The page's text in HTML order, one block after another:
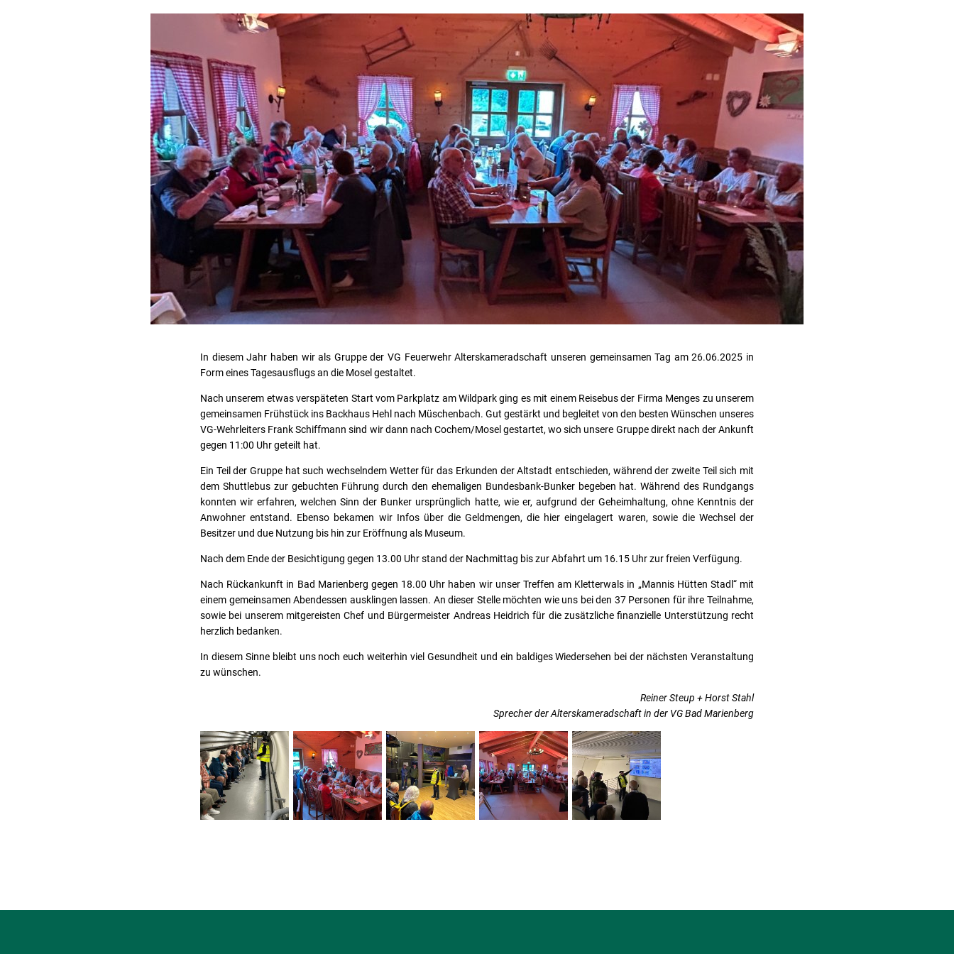
In diesem Jahr haben wir als Gruppe der VG Feuerwehr Alterskameradschaft unseren gemeinsamen Tag am 26.06.2025 in
Form eines Tagesausflugs an die Mosel gestaltet.
Nach unserem etwas verspäteten Start vom Parkplatz am Wildpark ging es mit einem Reisebus der Firma Menges zu unserem
gemeinsamen Frühstück ins Backhaus Hehl nach Müschenbach. Gut gestärkt und begleitet von den besten Wünschen unseres
VG-Wehrleiters Frank Schiffmann sind wir dann nach Cochem/Mosel gestartet, wo sich unsere Gruppe direkt nach der Ankunft
gegen 11:00 Uhr geteilt hat.
Ein Teil der Gruppe hat such wechselndem Wetter für das Erkunden der Altstadt entschieden, während der zweite Teil sich mit
dem Shuttlebus zur gebuchten Führung durch den ehemaligen Bundesbank-Bunker begeben hat. Während des Rundgangs
konnten wir erfahren, welchen Sinn der Bunker ursprünglich hatte, wie er, aufgrund der Geheimhaltung, ohne Kenntnis der
Anwohner entstand. Ebenso bekamen wir Infos über die Geldmengen, die hier eingelagert waren, sowie die Wechsel der
Besitzer und due Nutzung bis hin zur Eröffnung als Museum.
Nach dem Ende der Besichtigung gegen 13.00 Uhr stand der Nachmittag bis zur Abfahrt um 16.15 Uhr zur freien Verfügung.
Nach Rückankunft in Bad Marienberg gegen 18.00 Uhr haben wir unser Treffen am Kletterwals in „Mannis Hütten Stadl“ mit
einem gemeinsamen Abendessen ausklingen lassen. An dieser Stelle möchten wie uns bei den 37 Personen für ihre Teilnahme,
sowie bei unserem mitgereisten Chef und Bürgermeister Andreas Heidrich für die zusätzliche finanzielle Unterstützung recht
herzlich bedanken.
In diesem Sinne bleibt uns noch euch weiterhin viel Gesundheit und ein baldiges Wiedersehen bei der nächsten Veranstaltung
zu wünschen.
Reiner Steup + Horst Stahl
Sprecher der Alterskameradschaft in der VG Bad Marienberg